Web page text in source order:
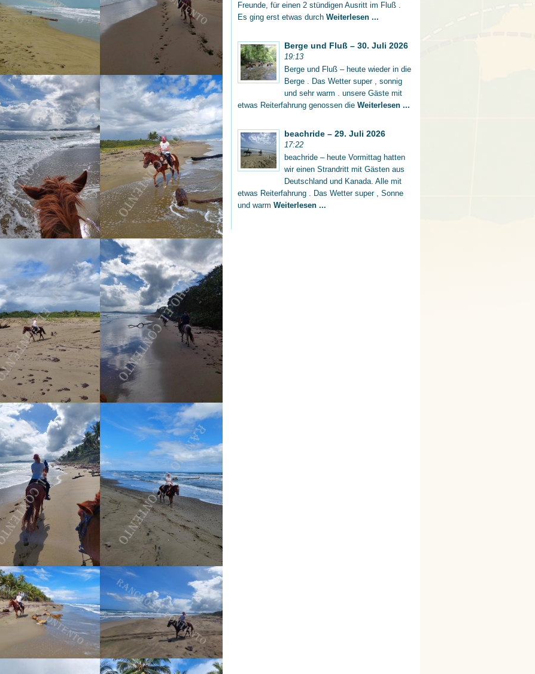
Freunde, für einen 2 stündigen Ausritt im Fluß .
Es ging erst etwas durch Weiterlesen ...
Berge und Fluß – 30. Juli 2026
19:13
Berge und Fluß – heute wieder in die
Berge . Das Wetter super , sonnig
und sehr warm . unsere Gäste mit
etwas Reiterfahrung genossen die Weiterlesen ...
beachride – 29. Juli 2026
17:22
beachride – heute Vormittag hatten
wir einen Strandritt mit Gästen aus
Deutschland und Kanada. Alle mit
etwas Reiterfahrung . Das Wetter super , Sonne
und warm Weiterlesen ...